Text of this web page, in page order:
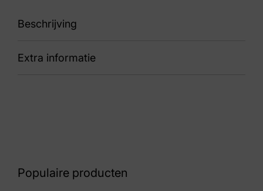
Beschrijving
89 LM321630-9930 Maddox Black/Grey
Extra informatie
Populaire producten